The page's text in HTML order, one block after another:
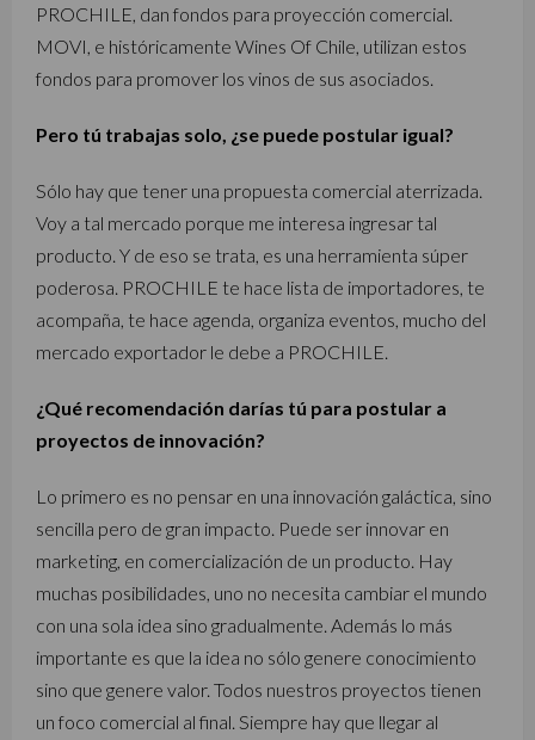
PROCHILE, dan fondos para proyección comercial.
MOVI, e históricamente Wines Of Chile, utilizan estos
fondos para promover los vinos de sus asociados.
Pero tú trabajas solo, ¿se puede postular igual?
Sólo hay que tener una propuesta comercial aterrizada.
Voy a tal mercado porque me interesa ingresar tal
producto. Y de eso se trata, es una herramienta súper
poderosa. PROCHILE te hace lista de importadores, te
acompaña, te hace agenda, organiza eventos, mucho del
mercado exportador le debe a PROCHILE.
¿Qué recomendación darías tú para postular a
proyectos de innovación?
Lo primero es no pensar en una innovación galáctica, sino
sencilla pero de gran impacto. Puede ser innovar en
marketing, en comercialización de un producto. Hay
muchas posibilidades, uno no necesita cambiar el mundo
con una sola idea sino gradualmente. Además lo más
importante es que la idea no sólo genere conocimiento
sino que genere valor. Todos nuestros proyectos tienen
un foco comercial al final. Siempre hay que llegar al